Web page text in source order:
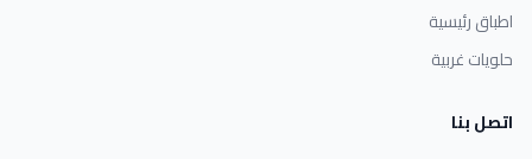
اطباق رئيسية
حلويات غربية
اتصل بنا